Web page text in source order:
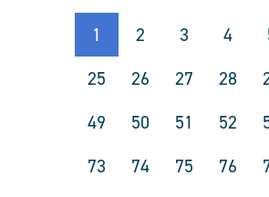
1 2 3 4
25
26 27 28
49
50 51 52
73
74 75 76